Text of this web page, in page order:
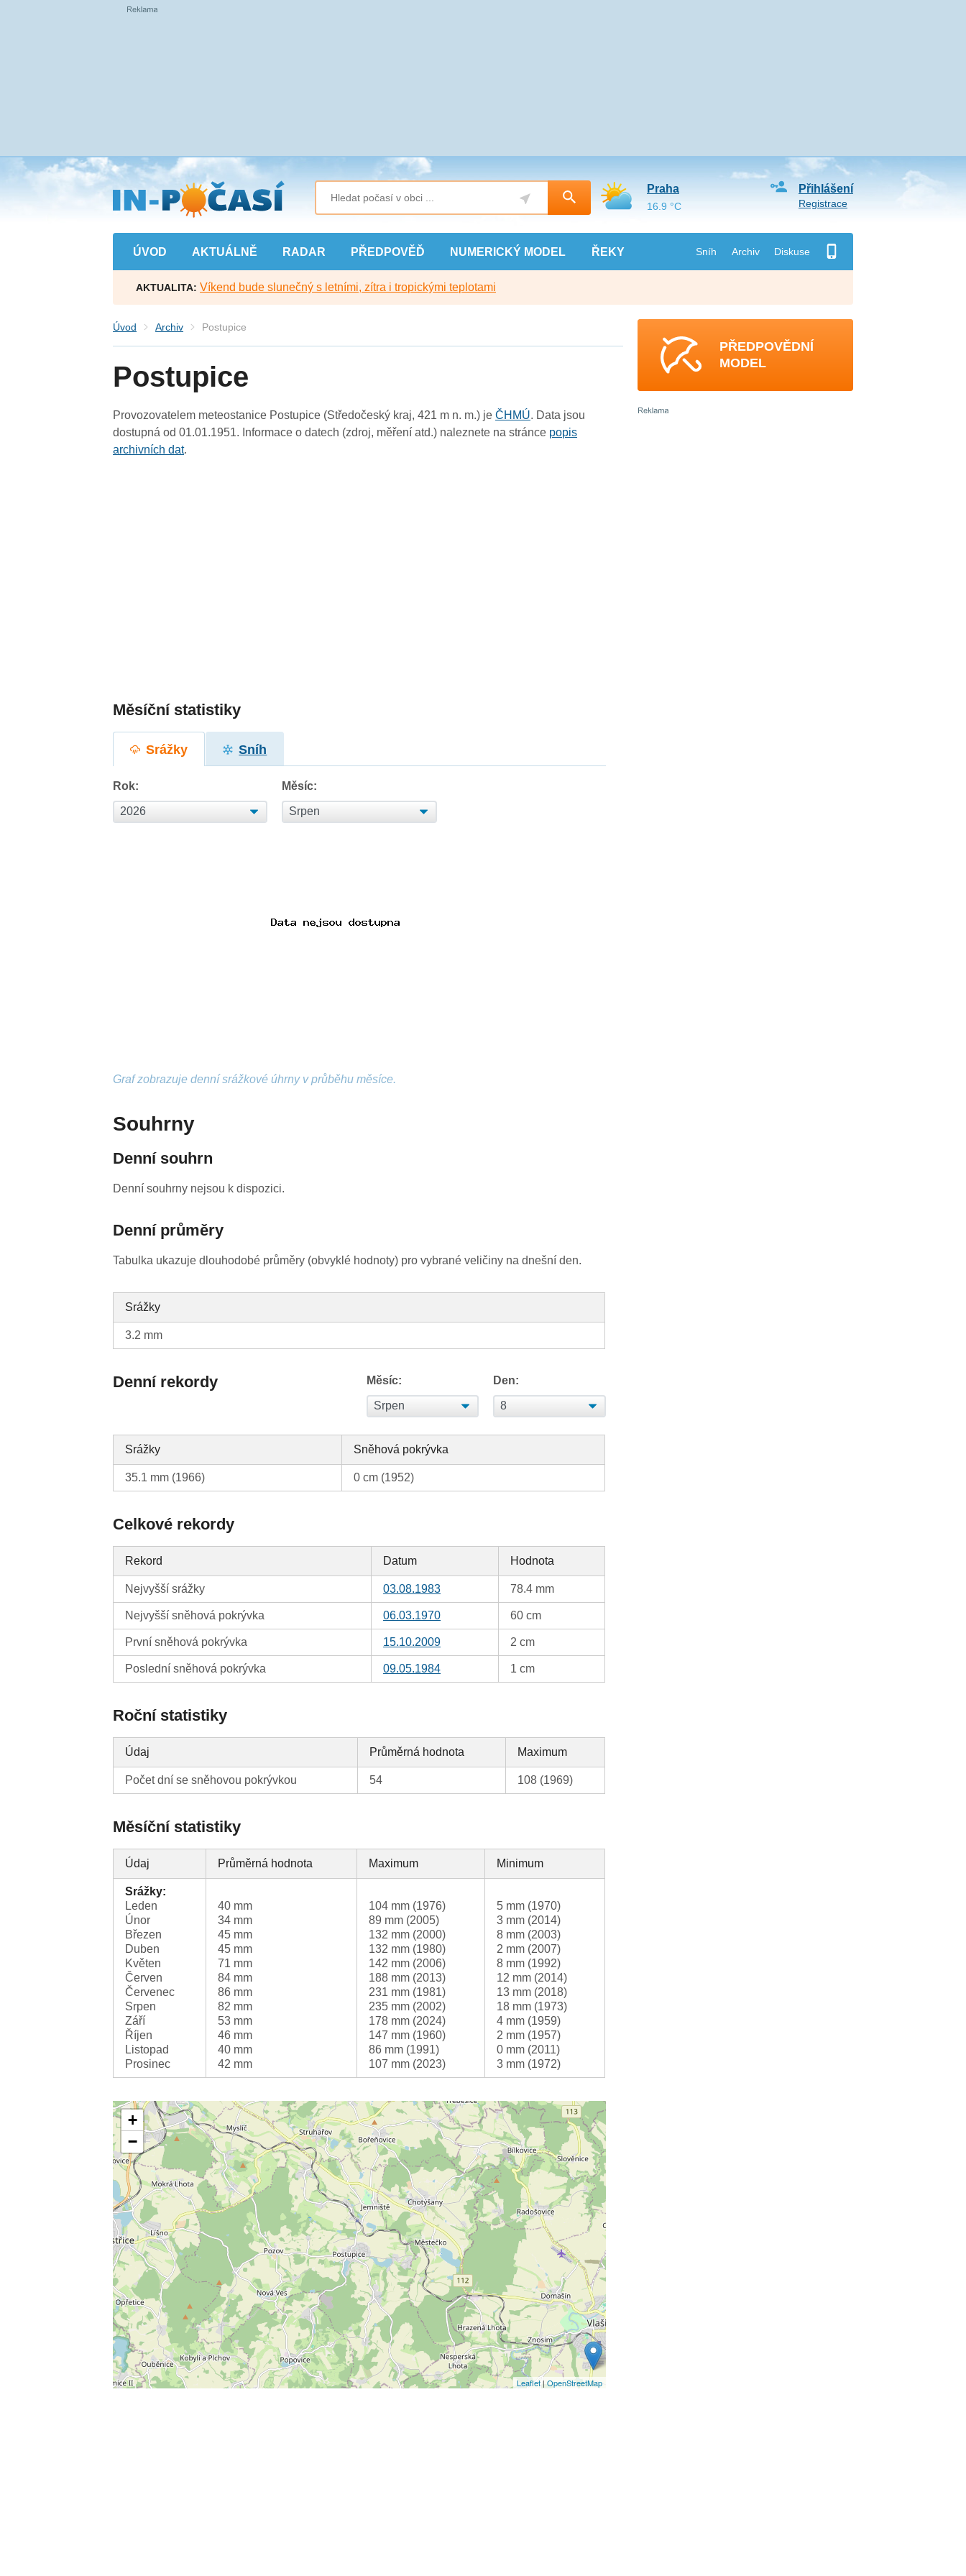
Přejít
na
hlavní
obsah
ÚVOD AKTUÁLNĚ RADAR PŘEDPOVĚĎ NUMERICKÝ MODEL ŘEKY Sníh Archiv Diskuse
Přihlášení
Registrace
Praha
16.9 °C
AKTUALITA: Víkend bude slunečný s letními, zítra i tropickými teplotami
Úvod Archiv Postupice
Postupice
Provozovatelem meteostanice Postupice (Středočeský kraj, 421 m n. m.) jeČHMÚ. Data jsou
dostupná od 01.01.1951. Informace o datech (zdroj, měření atd.) naleznete na stránce popis
archivních dat.
Měsíční statistiky
Srážky Sníh
Rok: Měsíc:
Graf zobrazuje denní srážkové úhrny v průběhu měsíce.
Souhrny
Denní souhrn
Denní souhrny nejsou k dispozici.
Denní průměry
Tabulka ukazuje dlouhodobé průměry (obvyklé hodnoty) pro vybrané veličiny na dnešní den.
Srážky
3.2 mm
Denní rekordy Měsíc: Den:
Srážky Sněhová pokrývka
35.1 mm (1966) 0 cm (1952)
Celkové rekordy
Rekord Datum Hodnota
Nejvyšší srážky 03.08.1983 78.4 mm
Nejvyšší sněhová pokrývka 06.03.1970 60 cm
První sněhová pokrývka 15.10.2009 2 cm
Poslední sněhová pokrývka 09.05.1984 1 cm
Roční statistiky
Údaj Průměrná hodnota Maximum
Počet dní se sněhovou pokrývkou 54 108 (1969)
Měsíční statistiky
Údaj Průměrná hodnota Maximum Minimum
Srážky:
Leden
Únor
Březen
Duben
Květen
Červen
Červenec
Srpen
Září
Říjen
Listopad
Prosinec
40 mm
34 mm
45 mm
45 mm
71 mm
84 mm
86 mm
82 mm
53 mm
46 mm
40 mm
42 mm
104 mm (1976)
89 mm (2005)
132 mm (2000)
132 mm (1980)
142 mm (2006)
188 mm (2013)
231 mm (1981)
235 mm (2002)
178 mm (2024)
147 mm (1960)
86 mm (1991)
107 mm (2023)
5 mm (1970)
3 mm (2014)
8 mm (2003)
2 mm (2007)
8 mm (1992)
12 mm (2014)
13 mm (2018)
18 mm (1973)
4 mm (1959)
2 mm (1957)
0 mm (2011)
3 mm (1972)
+
−
Leaflet| OpenStreetMap
PŘEDPOVĚDNÍ
MODEL